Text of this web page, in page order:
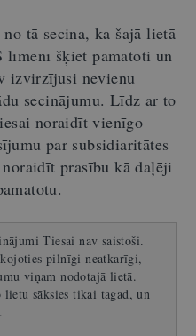
tā secina, ka šajā lietā
šķiet pamatoti un
izvirzījusi nevienu
secinājumu. Līdz ar to
noraidīt vienīgo
par subsidiaritātes
prasību kā daļēji
Tiesai nav saistoši.
pilnīgi neatkarīgi,
viņam nodotajā lietā.
lietu sāksies tikai tagad, un